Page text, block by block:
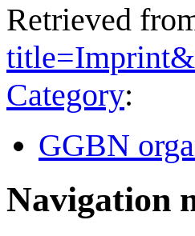
Retrieved
Category:
GGBN
Navigation